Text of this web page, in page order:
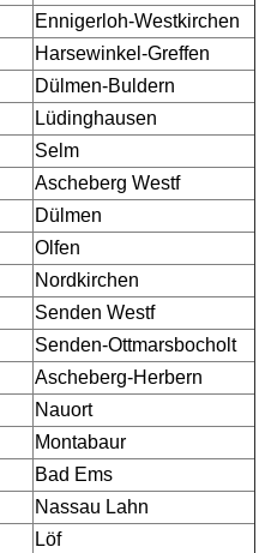
Ennigerloh-Westkirchen
Harsewinkel-Greffen
Dülmen-Buldern
Lüdinghausen
Selm
Ascheberg Westf
Dülmen
Olfen
Nordkirchen
Senden Westf
Senden-Ottmarsbocholt
Ascheberg-Herbern
Nauort
Montabaur
Bad Ems
Nassau Lahn
Löf